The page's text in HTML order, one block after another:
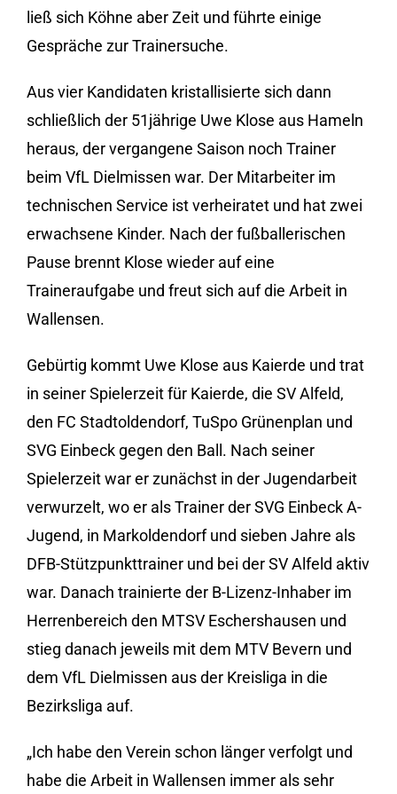
ließ sich Köhne aber Zeit und führte einige
Gespräche zur Trainersuche.
Aus vier Kandidaten kristallisierte sich dann
schließlich der 51jährige Uwe Klose aus Hameln
heraus, der vergangene Saison noch Trainer
beim VfL Dielmissen war. Der Mitarbeiter im
technischen Service ist verheiratet und hat zwei
erwachsene Kinder. Nach der fußballerischen
Pause brennt Klose wieder auf eine
Traineraufgabe und freut sich auf die Arbeit in
Wallensen.
Gebürtig kommt Uwe Klose aus Kaierde und trat
in seiner Spielerzeit für Kaierde, die SV Alfeld,
den FC Stadtoldendorf, TuSpo Grünenplan und
SVG Einbeck gegen den Ball. Nach seiner
Spielerzeit war er zunächst in der Jugendarbeit
verwurzelt, wo er als Trainer der SVG Einbeck A-
Jugend, in Markoldendorf und sieben Jahre als
DFB-Stützpunkttrainer und bei der SV Alfeld aktiv
war. Danach trainierte der B-Lizenz-Inhaber im
Herrenbereich den MTSV Eschershausen und
stieg danach jeweils mit dem MTV Bevern und
dem VfL Dielmissen aus der Kreisliga in die
Bezirksliga auf.
„Ich habe den Verein schon länger verfolgt und
habe die Arbeit in Wallensen immer als sehr